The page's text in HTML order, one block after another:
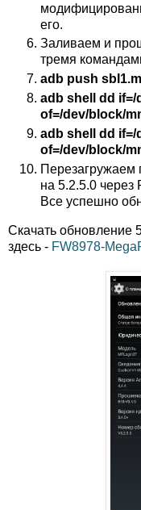
его.
Заливаем и
тремя
adb push
adb shell dd if=/
of=/dev/block/
adb shell dd if=/
of=/dev/block/
Перезагружаем
на 5.2.5.0
Все успешно
Скачать обновление
здесь - FW8978-